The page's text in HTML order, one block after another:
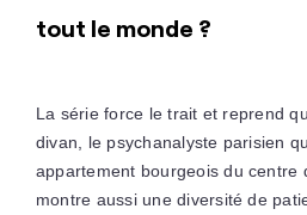
tout le monde ?
La série force le trait et reprend
divan, le psychanalyste parisien
appartement bourgeois du
montre aussi une diversité de